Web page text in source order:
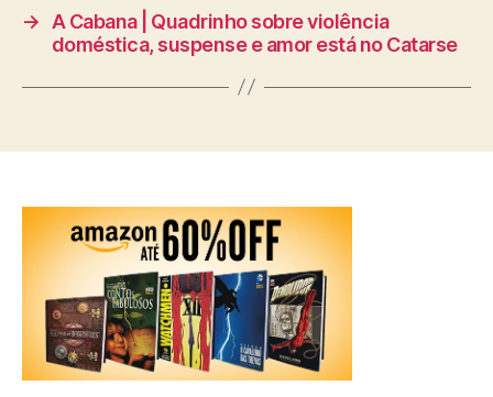
→
A Cabana | Quadrinho sobre violência
doméstica, suspense e amor está no Catarse